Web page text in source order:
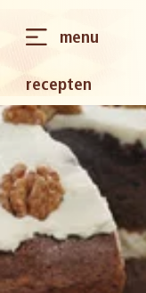
recepten
menu